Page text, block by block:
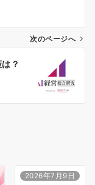
次のページへ
？
2026年7月9日